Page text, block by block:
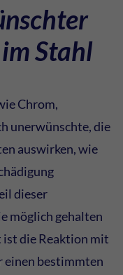
Stahl
Chrom,
unerwünschte, die
auswirken, wie
dieser
möglich gehalten
die Reaktion mit
einen bestimmten